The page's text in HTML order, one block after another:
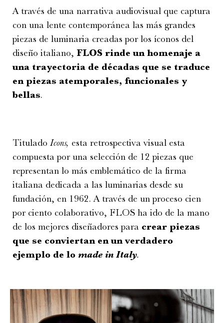
A través de una narrativa audiovisual que captura
con una lente contemporánea las más grandes
piezas de luminaria creadas por los íconos del
diseño italiano, FLOS rinde un homenaje a
una trayectoria de décadas que se traduce
en piezas atemporales, funcionales y
bellas.
TituladoIcons, esta retrospectiva visual esta
compuesta por una selección de 12 piezas que
representan lo más emblemático de la firma
italiana dedicada a las luminarias desde su
fundación, en 1962. A través de un proceso cien
por ciento colaborativo, FLOS ha ido de la mano
de los mejores diseñadores para crear piezas
que se conviertan en un verdadero
ejemplo de lo made in Italy.